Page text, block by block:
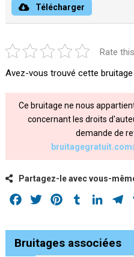
Télécharger
Rate
Avez-vous trouvé cette bruitage
Ce bruitage ne nous
concernant les droits
demande de
Partagez-le avec vous-
Facebook
Twitter PinterestTumblr
Bruitages associées